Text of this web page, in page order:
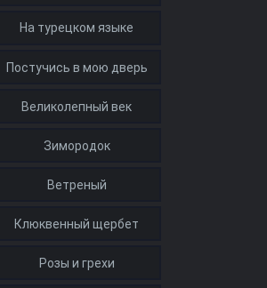
На турецком языке